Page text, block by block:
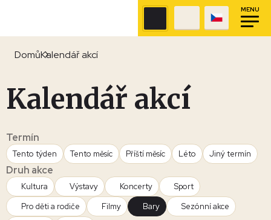
MENU
DomůKalendář akcí
Kalendář akcí
Termín
Tento týden Tento měsíc Příští měsíc Léto Jiný termín
Druh akce
Kultura Výstavy Koncerty
Sport
Pro děti a rodiče
Filmy Bary
Sezónní akce